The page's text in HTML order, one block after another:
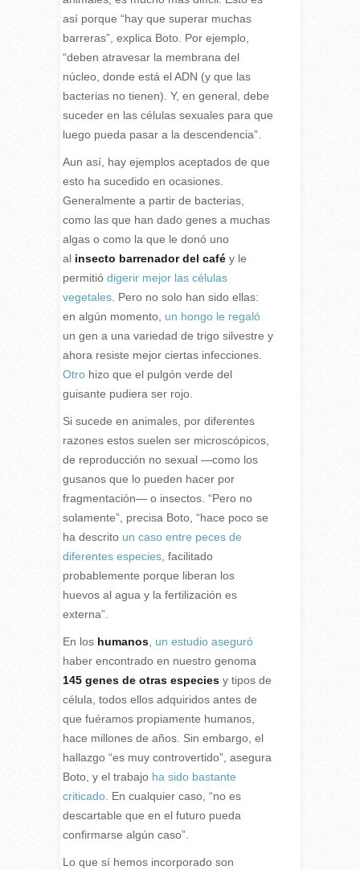
así porque “hay que superar muchas
barreras”, explica Boto. Por ejemplo,
“deben atravesar la membrana del
núcleo, donde está el ADN (y que las
bacterias no tienen). Y, en general, debe
suceder en las células sexuales para que
luego pueda pasar a la descendencia”.
Aun así, hay ejemplos aceptados de que
esto ha sucedido en ocasiones.
Generalmente a partir de bacterias,
como las que han dado genes a muchas
algas o como la que le donó uno
alinsecto barrenador del caféy le
permitió digerir mejor las células
vegetales. Pero no solo han sido ellas:
en algún momento, un hongo le regaló
un gen a una variedad de trigo silvestre y
ahora resiste mejor ciertas infecciones.
Otrohizo que el pulgón verde del
guisante pudiera ser rojo.
Si sucede en animales, por diferentes
razones estos suelen ser microscópicos,
de reproducción no sexual —como los
gusanos que lo pueden hacer por
fragmentación— o insectos. “Pero no
solamente”, precisa Boto, “hace poco se
ha descrito un caso entre peces de
diferentes especies, facilitado
probablemente porque liberan los
huevos al agua y la fertilización es
externa”.
En los humanos, un estudio aseguró
haber encontrado en nuestro genoma
145 genes de otras especiesy tipos de
célula, todos ellos adquiridos antes de
que fuéramos propiamente humanos,
hace millones de años. Sin embargo, el
hallazgo “es muy controvertido”, asegura
Boto, y el trabajo ha sido bastante
criticado. En cualquier caso, “no es
descartable que en el futuro pueda
confirmarse algún caso”.
Lo que sí hemos incorporado son